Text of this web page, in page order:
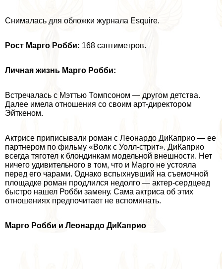
Снималась для обложки журнала Esquire.
Рост Марго Робби: 168 сантиметров.
Личная жизнь Марго Робби:
Встречалась с Мэттью Томпсоном — другом детства.
Далее имела отношения со своим арт-директором
Эйткеном.
Актрисе приписывали роман с Леонардо ДиКаприо — ее
партнером по фильму «Волк с Уолл-стрит». ДиКаприо
всегда тяготел к блондинкам модельной внешности. Нет
ничего удивительного в том, что и Марго не устояла
перед его чарами. Однако вспыхнувший на съемочной
площадке роман продлился недолго — актер-сердцеед
быстро нашел Робби замену. Сама актриса об этих
отношениях предпочитает не вспоминать.
Марго Робби и Леонардо ДиКаприо